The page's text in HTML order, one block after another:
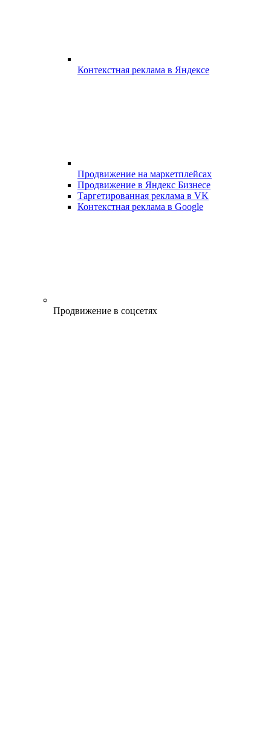
Контекстная реклама в Яндексе
Продвижение на маркетплейсах
Продвижение в Яндекс Бизнесе
Таргетированная реклама в VK
Контекстная реклама в Google
Продвижение в соцсетях